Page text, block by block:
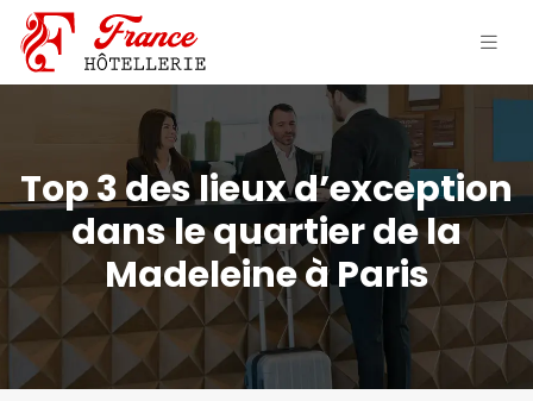
Top 3 des lieux d’exception
dans le quartier de la
Madeleine à Paris